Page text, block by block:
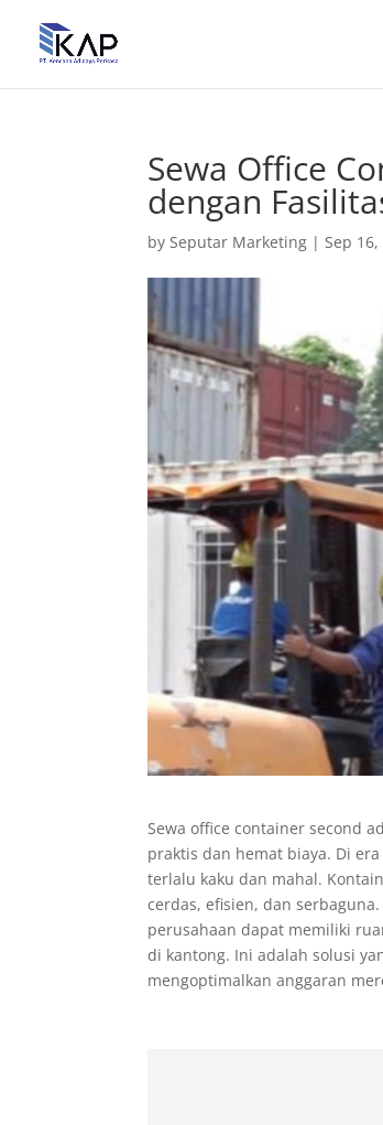
Sewa Office
dengan
bySeputar Marketing |Sep
Sewa office container second
praktis dan hemat biaya. Di
terlalu kaku dan mahal.
cerdas, efisien, dan
perusahaan dapat memiliki
di kantong. Ini adalah solusi
mengoptimalkan anggaran